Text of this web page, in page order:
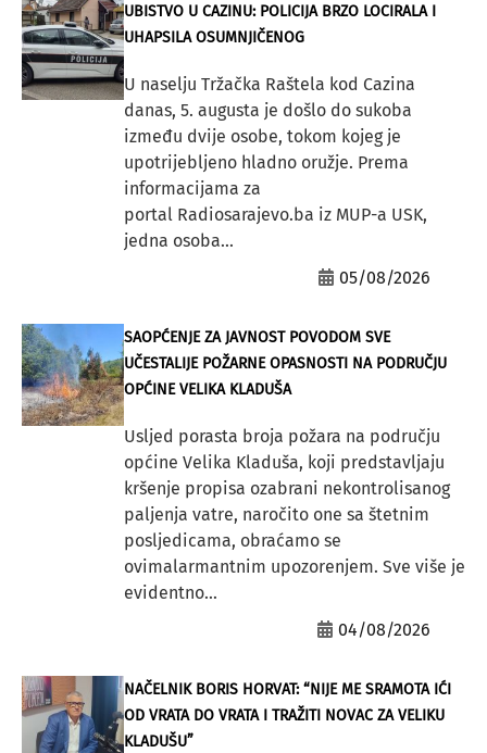
UBISTVO U CAZINU: POLICIJA BRZO LOCIRALA I
UHAPSILA OSUMNJIČENOG
U naselju Tržačka Raštela kod Cazina
danas, 5. augusta je došlo do sukoba
između dvije osobe, tokom kojeg je
upotrijebljeno hladno oružje. Prema
informacijama za
portal Radiosarajevo.ba iz MUP-a USK,
jedna osoba...
05/08/2026
SAOPĆENJE ZA JAVNOST POVODOM SVE
UČESTALIJE POŽARNE OPASNOSTI NA PODRUČJU
OPĆINE VELIKA KLADUŠA
Usljed porasta broja požara na području
općine Velika Kladuša, koji predstavljaju
kršenje propisa ozabrani nekontrolisanog
paljenja vatre, naročito one sa štetnim
posljedicama, obraćamo se
ovimalarmantnim upozorenjem. Sve više je
evidentno...
04/08/2026
NAČELNIK BORIS HORVAT: “NIJE ME SRAMOTA IĆI
OD VRATA DO VRATA I TRAŽITI NOVAC ZA VELIKU
KLADUŠU”